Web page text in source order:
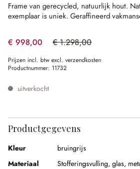
Frame van gerecycled, natuurlijk hout.
exemplaar is uniek. Geraffineerd
€ 998,00 € 1.298,00
(23.11% gespart)
Prijzen incl. btw excl. verzendkosten
Productnummer: 11732
uitverkocht
Productgegevens
Kleur
bruingrijs
Materiaal
Stofferingsvulling, glas,